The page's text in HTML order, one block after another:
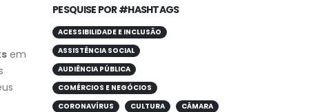
em
PESQUISE POR #HASHTAGS
ACESSIBILIDADE E INCLUSÃO
ASSISTÊNCIA SOCIAL
AUDIÊNCIA PÚBLICA
COMÉRCIOS E NEGÓCIOS
CORONAVÍRUS
CULTURA
CÂMARA